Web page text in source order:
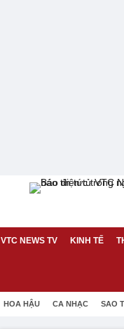
VTC NEWS TV KINH TẾ
HOA HẬU CA NHẠC SAO